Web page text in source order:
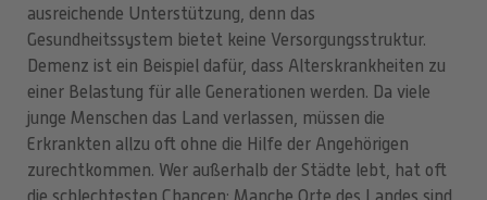
ausreichende Unterstützung, denn das
Gesundheitssystem bietet keine Versorgungsstruktur.
Demenz ist ein Beispiel dafür, dass Alterskrankheiten zu
einer Belastung für alle Generationen werden. Da viele
junge Menschen das Land verlassen, müssen die
Erkrankten allzu oft ohne die Hilfe der Angehörigen
zurechtkommen. Wer außerhalb der Städte lebt, hat oft